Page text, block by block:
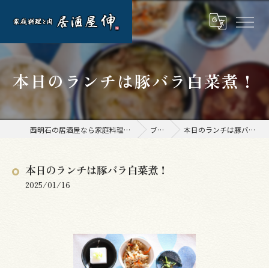
本日のランチは豚バラ白菜煮！
西明石の居酒屋なら家庭料理と肉 居酒屋 伸 ブログ 本日のランチは豚バラ白菜煮！
本日のランチは豚バラ白菜煮！
2025/01/16